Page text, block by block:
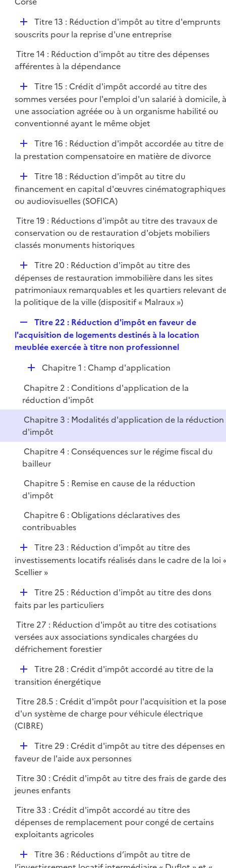
D
é
l
i
Titre 13 : Réduction d'impôt au titre d'emprunts
souscrits pour la reprise d'une entreprise
Titre 14 : Réduction d'impôt au titre des dépenses
afférentes à la dépendance
D
é
p
l
r
Titre 15 : Crédit d'impôt accordé au titre des
sommes versées pour l'emploi d'un salarié à domicile, à
une association agréée ou à un organisme habilité ou
conventionné ayant le même objet
D
é
i
e
Titre 16 : Réduction d'impôt accordée au titre de
la prestation compensatoire en matière de divorce
D
é
p
i
e
r
Titre 18 : Réduction d'impôt au titre du
financement en capital d'œuvres cinématographiques
ou audiovisuelles (SOFICA)
Titre 19 : Réductions d'impôt au titre des travaux de
conservation ou de restauration d'objets mobiliers
classés monuments historiques
D
é
p
l
r
Titre 20 : Réduction d'impôt au titre des
dépenses de restauration immobilière dans les sites
patrimoniaux remarquables et les quartiers relevant
la politique de la ville (dispositif « Malraux »)
e
p
i
e
r
Titre 22 : Réduction d'impôt en faveur de
l'acquisition de logements destinés à la location
meublée exercée à titre non professionnel
D
p
l
i
e
r
Chapitre 1 : Champ d'application
Chapitre 2 : Conditions d'application de la
réduction d'impôt
Chapitre 3 : Modalités d'application de la réduction
d'impôt
Chapitre 4 : Conséquences sur le régime fiscal du
bailleur
Chapitre 5 : Remise en cause de la réduction
d'impôt
Chapitre 6 : Obligations déclaratives des
contribuables
D
é
p
e
Titre 23 : Réduction d'impôt au titre des
investissements locatifs réalisés dans le cadre de la loi
Scellier »
D
é
l
i
e
Titre 25 : Réduction d'impôt au titre des dons
faits par les particuliers
Titre 27 : Réduction d'impôt au titre des cotisations
versées aux associations syndicales chargées du
défrichement forestier
D
é
l
i
e
Titre 28 : Crédit d'impôt accordé au titre de la
transition énergétique
Titre 28.5 : Crédit d'impôt pour l'acquisition et la
d'un système de charge pour véhicule électrique
(CIBRE)
D
é
l
i
e
r
Titre 29 : Crédit d'impôt au titre des dépenses en
faveur de l'aide aux personnes
Titre 30 : Crédit d'impôt au titre des frais de garde
jeunes enfants
Titre 33 : Crédit d'impôt accordé au titre des
dépenses de remplacement pour congé de certains
exploitants agricoles
DTitre 36 : Réductions d’impôt au titre de